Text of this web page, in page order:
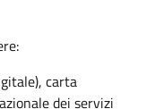
carta
dei servizi